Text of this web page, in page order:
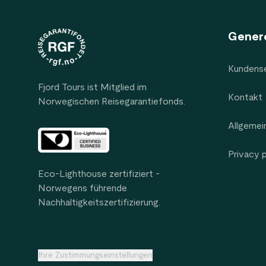
Fjord Tours ist Mitglied im
Norwegischen Reisegarantiefonds.
Eco-Lighthouse zertifiziert -
Norwegens führende
Nachhaltigkeitszertifizierung.
Kontakt
Privacy
Ihre Zustimmungseinstellungen